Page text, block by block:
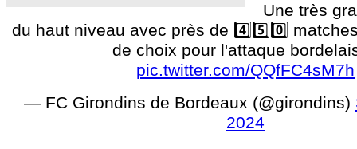
Une très
du haut niveau avec près de 4️⃣5️⃣0️⃣
de choix pour l'attaque
pic.twitter.com/QQfFC4sM7h
— FC Girondins de Bordeaux (@girondins)
2024